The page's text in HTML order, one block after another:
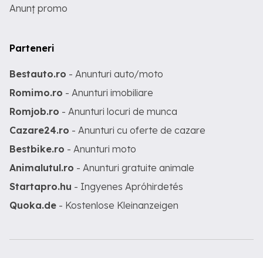
Anunț promo
Parteneri
Bestauto.ro - Anunturi auto/moto
Romimo.ro - Anunturi imobiliare
Romjob.ro - Anunturi locuri de munca
Cazare24.ro - Anunturi cu oferte de cazare
Bestbike.ro - Anunturi moto
Animalutul.ro - Anunturi gratuite animale
Startapro.hu - Ingyenes Apróhirdetés
Quoka.de - Kostenlose Kleinanzeigen